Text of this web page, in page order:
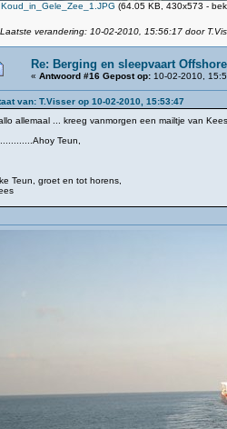
(64.05 KB, 430x573 -
Laatste verandering: 10-02-2010, 15:56:17 door
Re: Berging en sleepvaart Offshore
« Antwoord #16 Gepost op:10-02-2010,
van: T.Visser op 10-02-2010, 15:53:47
allemaal ... kreeg vanmorgen een mailtje van
Teun,
Teun, groet en tot horens,